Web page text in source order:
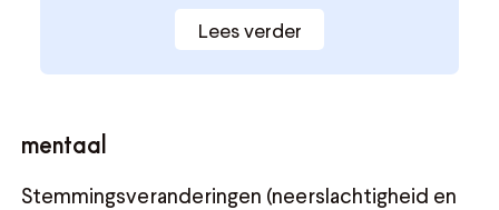
Lees verder
mentaal
Stemmingsveranderingen (neerslachtigheid en